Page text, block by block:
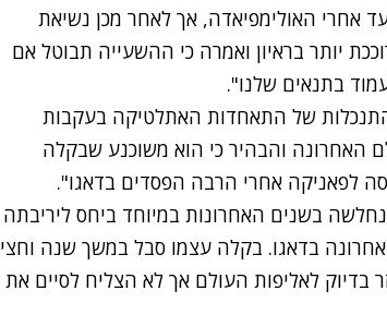
אחרי האולימפיאדה, אך לאחר מכן נשיאת
יותר בראיון ואמרה כי ההשעייה תבוטל אם
בתנאים שלנו".
של התאחדות האתלטיקה בעקבות
האחרונה והבהיר כי הוא משוכנע שבקלה
לפאניקה אחרי הרבה הפסדים בדאגו".
בשנים האחרונות במיוחד ביחס ליריבתה
בדאגו. בקלה עצמו סבל במשך שנה וחצי
לאליפות העולם אך לא הצליח לסיים את